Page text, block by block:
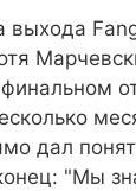
выхода
дал
"Мы